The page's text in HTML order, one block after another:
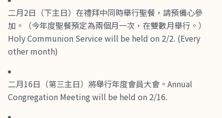
二月2日（下主日）在禮拜中同時舉行聖餐，請預備心參
加。（今年度聖餐預定為兩個月一次，在雙數月舉行。）
Holy Communion Service will be held on 2/2. (Every
other month)
二月16日（第三主日）將舉行年度會員大會。Annual
Congregation Meeting will be held on 2/16.